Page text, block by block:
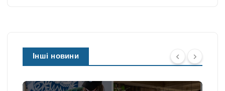
Інші новини